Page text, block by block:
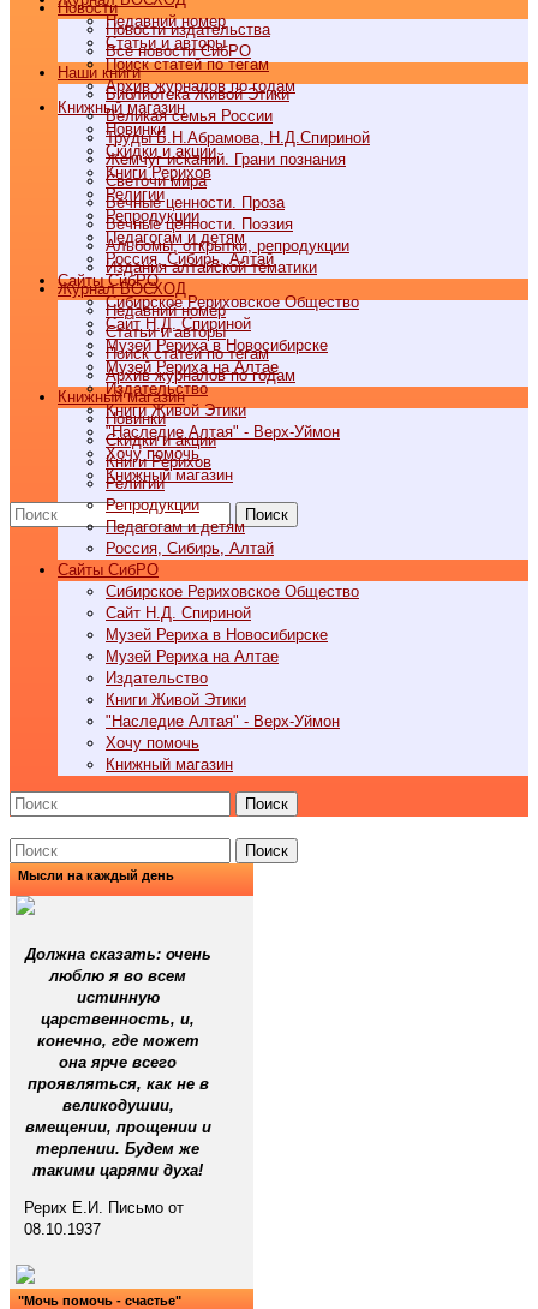
Недавний номер
Статьи и авторы
Поиск статей по тегам
Архив журналов по годам
Книжный магазин
Новинки
Скидки и акции
Книги Рерихов
Религии
Репродукции
Педагогам и детям
Россия, Сибирь, Алтай
Cайты СибРО
Сибирское Рериховское Общество
Сайт Н.Д. Спириной
Музей Рериха в Новосибирске
Музей Рериха на Алтае
Издательство
Книги Живой Этики
"Наследие Алтая" - Верх-Уймон
Хочу помочь
Книжный магазин
Поиск
Новости
Новости издательства
Все новости СибРО
Наши книги
Библиотека Живой Этики
Великая семья России
Труды Б.Н.Абрамова, Н.Д.Спириной
Жемчуг исканий. Грани познания
Светочи мира
Вечные ценности. Проза
Вечные ценности. Поэзия
Альбомы, открытки, репродукции
Издания алтайской тематики
Журнал ВОСХОД
Недавний номер
Статьи и авторы
Поиск статей по тегам
Архив журналов по годам
Книжный магазин
Новинки
Скидки и акции
Книги Рерихов
Религии
Репродукции
Педагогам и детям
Россия, Сибирь, Алтай
Cайты СибРО
Сибирское Рериховское Общество
Сайт Н.Д. Спириной
Музей Рериха в Новосибирске
Музей Рериха на Алтае
Издательство
Книги Живой Этики
"Наследие Алтая" - Верх-Уймон
Хочу помочь
Книжный магазин
Поиск
Поиск
Мысли на каждый день
Должна сказать: очень
люблю я во всем
истинную
царственность, и,
конечно, где может
она ярче всего
проявляться, как не в
великодушии,
вмещении, прощении и
терпении. Будем же
такими царями духа!
Рерих Е.И. Письмо от
08.10.1937
"Мочь помочь - счастье"